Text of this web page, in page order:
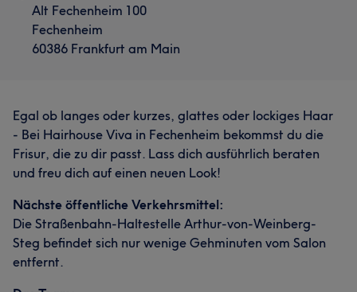
Alt Fechenheim 100
Fechenheim
60386 Frankfurt am Main
Egal ob langes oder kurzes, glattes oder lockiges Haar
- Bei Hairhouse Viva in Fechenheim bekommst du die
Frisur, die zu dir passt. Lass dich ausführlich beraten
und freu dich auf einen neuen Look!
Nächste öffentliche Verkehrsmittel:
Die Straßenbahn-Haltestelle Arthur-von-Weinberg-
Steg befindet sich nur wenige Gehminuten vom Salon
entfernt.